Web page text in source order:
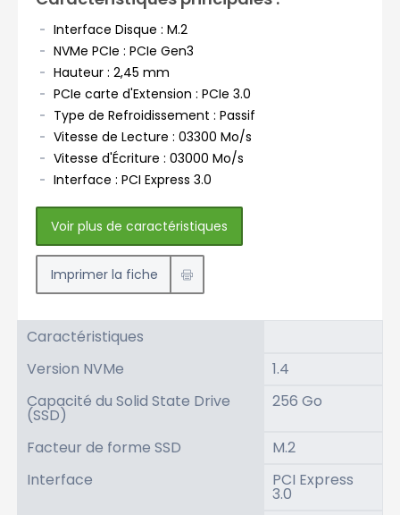
Interface Disque : M.2
NVMe PCIe : PCIe Gen3
Hauteur : 2,45 mm
PCIe carte d'Extension : PCIe 3.0
Type de Refroidissement : Passif
Vitesse de Lecture : 03300 Mo/s
Vitesse d'Écriture : 03000 Mo/s
Interface : PCI Express 3.0
Voir plus de caractéristiques
Imprimer la fiche
Caractéristiques
Version NVMe
1.4
Capacité du Solid State Drive
(SSD)
256 Go
Facteur de forme SSD
M.2
Interface
PCI Express
3.0